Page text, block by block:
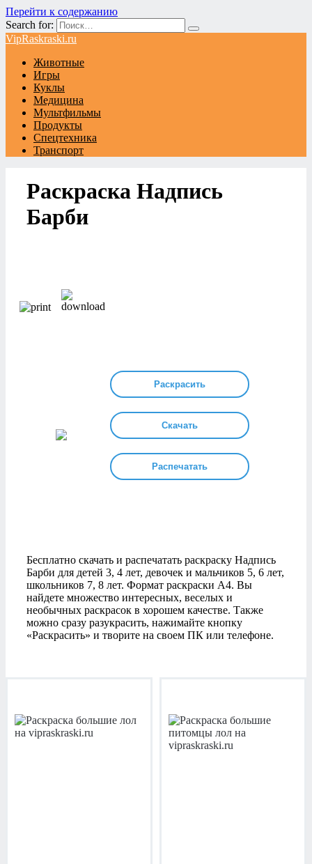
Перейти к содержанию
Search for:
VipRaskraski.ru
Животные
Игры
Куклы
Медицина
Мультфильмы
Продукты
Спецтехника
Транспорт
Раскраска Надпись
Барби
Раскрасить
Скачать
Распечатать
Бесплатно скачать и распечатать раскраску Надпись
Барби для детей 3, 4 лет, девочек и мальчиков 5, 6 лет,
школьников 7, 8 лет. Формат раскраски А4. Вы
найдете множество интересных, веселых и
необычных раскрасок в хорошем качестве. Также
можно сразу разукрасить, нажимайте кнопку
«Раскрасить» и творите на своем ПК или телефоне.